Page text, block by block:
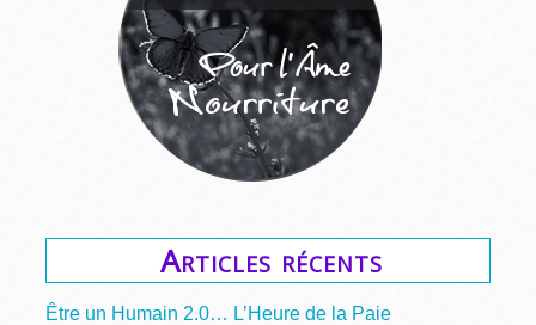
Articles récents
Être un Humain 2.0… L’Heure de la Paie